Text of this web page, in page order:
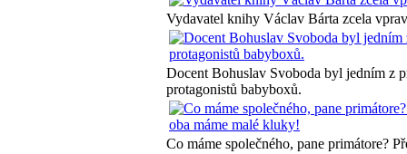
Vydavatel knihy Václav Bárta zcela
Docent Bohuslav Svoboda byl jedním z
protagonistů babyboxů.
Co máme společného, pane primátore?